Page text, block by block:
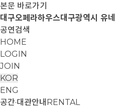
본문 바로가기
대구오페라하우스대구광역시 유
공연검색
HOME
LOGIN
JOIN
KOR
ENG
공간·대관안내 RENTAL